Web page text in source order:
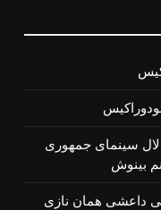
سینمای جمهوری
بینوش
داعشی همان نازی